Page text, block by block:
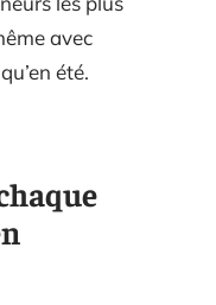
avec
été.